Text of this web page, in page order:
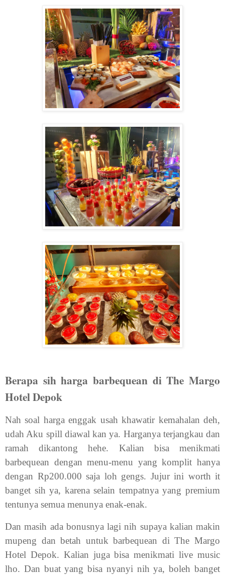
Berapa sih harga barbequean di The Margo
Hotel Depok
Nah soal harga enggak usah khawatir kemahalan deh,
udah Aku spill diawal kan ya. Harganya terjangkau dan
ramah dikantong hehe. Kalian bisa menikmati
barbequean dengan menu-menu yang komplit hanya
dengan Rp200.000 saja loh gengs. Jujur ini worth it
banget sih ya, karena selain tempatnya yang premium
tentunya semua menunya enak-enak.
Dan masih ada bonusnya lagi nih supaya kalian makin
mupeng dan betah untuk barbequean di The Margo
Hotel Depok. Kalian juga bisa menikmati live music
lho. Dan buat yang bisa nyanyi nih ya, boleh banget